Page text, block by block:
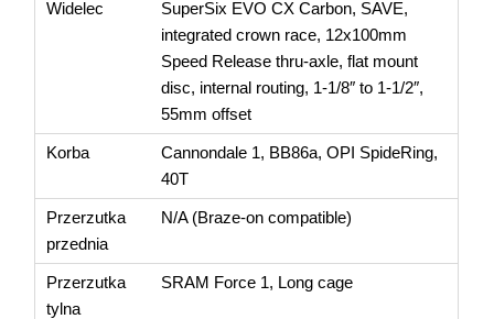
Widelec
SuperSix EVO CX Carbon, SAVE,
integrated crown race, 12x100mm
Speed Release thru-axle, flat mount
disc, internal routing, 1-1/8″ to 1-1/2″,
55mm offset
Korba
Cannondale 1, BB86a, OPI SpideRing,
40T
Przerzutka
przednia
N/A (Braze-on compatible)
Przerzutka
tylna
SRAM Force 1, Long cage